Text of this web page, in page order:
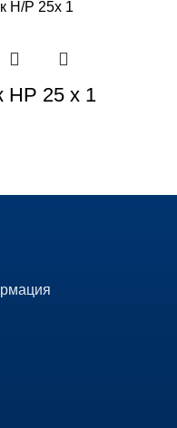
НР 25 x 1